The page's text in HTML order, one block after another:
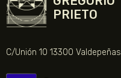
PRIETO
C/Unión 10 13300 Valdepeñas